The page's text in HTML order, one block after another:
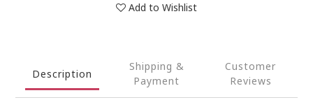
Add to Wishlist
Description
Shipping &
Payment
Customer
Reviews